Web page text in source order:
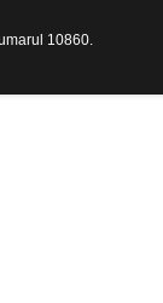
10860.